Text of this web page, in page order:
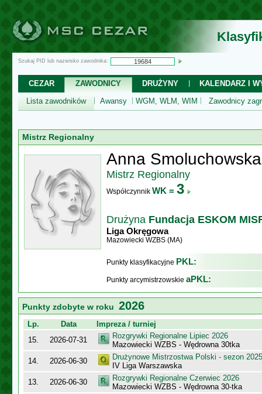
Szukaj PID lub nazwisko zawodnika:
CEZAR ZAWODNICY DRUŻYNY
KALENDARZ I
Lista zawodników
Awansy WGM, WLM, WIM Zawodnicy
Mistrz Regionalny
Anna Smoluchowska
Mistrz Regionalny
Współczynnik WK = 3
Drużyna Fundacja ESKOM
Liga Okręgowa
Mazowiecki WZBS (MA)
Punkty klasyfikacyjne PKL:
Punkty arcymistrzowskie aPKL:
Punkty zdobyte w roku 2026
Lp. Data
Impreza / turniej
15.
2026-07-31
Rozgrywki Regionalne Lipiec 2026
Mazowiecki WZBS - Wędrowna 30tka
14.
2026-06-30
Drużynowe Mistrzostwa Polski - sezon
IV Liga Warszawska
13.
2026-06-30
Rozgrywki Regionalne Czerwiec 2026
Mazowiecki WZBS - Wędrowna 30-tka